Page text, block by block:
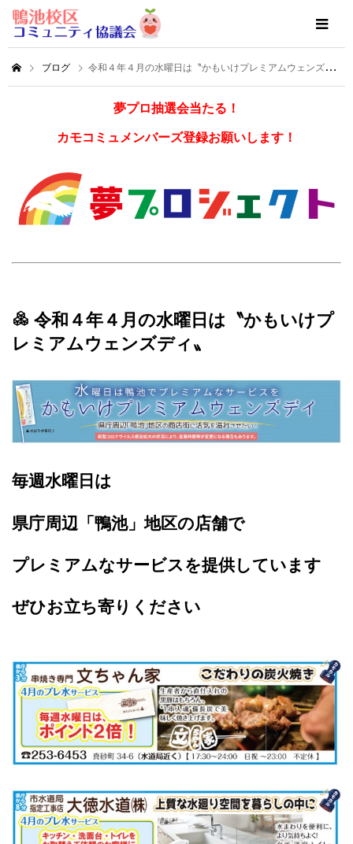
ブログ 令和４年４月の水曜日は〝かもいけプレミアムウェンズディ〟
夢プロ抽選会当たる！
カモコミュメンバーズ登録お願いします！
令和４年４月の水曜日は〝かもいけプ
レミアムウェンズディ〟
毎週水曜日は
県庁周辺「鴨池」地区の店舗で
プレミアムなサービスを提供しています
ぜひお立ち寄りください